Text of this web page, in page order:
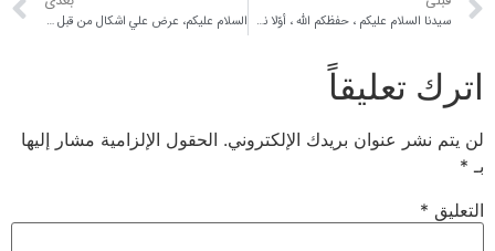
سيدنا السلام عليكم ، حفظكم الله ، أوّلا نشكركم على إجاباتكم عن أسئلتنا دون إبطاء مع علمنا بكثرة انشغالاتكم ، ممّا يدلّ على كرم خلقكم وطيب عنصركم الطاهر . سيدي سؤال يُطرح علينا وهو ما هي أقوال العترة الطاهرة عليهم السلام حول مرتكب الكبيرة ، هل يخلد في النار أم لا؟ ونريد بعض الروايات الصريحة عنهم عليهم السلام . علما أن في القرآن الكريم آيات تتحدّث عن خلود الذي يقتل مؤمنا متعمّدا ، وكذا من يعض الله ورسوله صلى الله عليه وآله وسلّم . وغيرهما من الآيات . وهل هناك رواية تبيّن أن هذا الخلود غير دائم وإنما هو تعبير عن طوال المدّة فقط وليس ما يتبادر إلى الذهن ؟ وجوزيتم من الله تعالى كلّ الخير ، وأطال الله في عمركم الشريف . أمر آخر سيدنا كيف يمكننا أن نقنع المخالف ونردّه إلى أهل البيت عليهم السلام وهو لا يسمع من الشيعة إلا اللعن واتهام عائشة بالزنى ، وكذا عن صنمي قريش إلخ … هل ترون أن هذا يخدم مذهبنا ؟ إنّنا نعاني في محاولاتنا إقناع الناس والدفاع عن مذهب أهل البيت ، فكأننا نحاول البناء وغيرنا يهدمه . أحسنتم سيدنا . السلام عليكم، عرض علي اشكال من قبل شخص كان يقول بان صحيح انه لدينا علم الرجال و الرواة و منهم الثقاة ، ولكن كيف نعلم انه لم يتم دس حديث باسم هؤلاء الرواة و التقول عليهم.
اترك تعليقاً
لن يتم نشر عنوان بريدك الإلكتروني. الحقول الإلزامية مشار إليها
بـ *
التعليق *